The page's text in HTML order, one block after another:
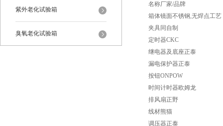
紫外老化试验箱
臭氧老化试验箱
名称厂家/品牌
箱体镜面不锈钢,无焊点工艺
夹具同自制
定时器CKC
继电器及底座正泰
漏电保护器正泰
按钮ONPOW
时间计时器欧姆龙
排风扇正野
线材熊猫
调压器正泰